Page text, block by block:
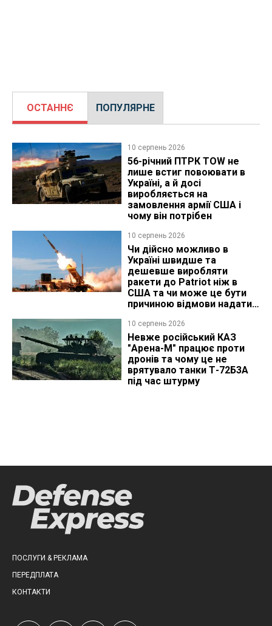
ОСТАННЄ ПОПУЛЯРНЕ
10 серпень 2026
56-річний ПТРК TOW не
лише встиг повоювати в
Україні, а й досі
виробляється на
замовлення армії США і
чому він потрібен
10 серпень 2026
Чи дійсно можливо в
Україні швидше та
дешевше виробляти
ракети до Patriot ніж в
США та чи може це бути
причиною відмови надати
10 серпень 2026
Невже російський КАЗ
"Арена-М" працює проти
дронів та чому це не
врятувало танки Т-72Б3А
під час штурму
ПОСЛУГИ & РЕКЛАМА
ПЕРЕДПЛАТА
КОНТАКТИ